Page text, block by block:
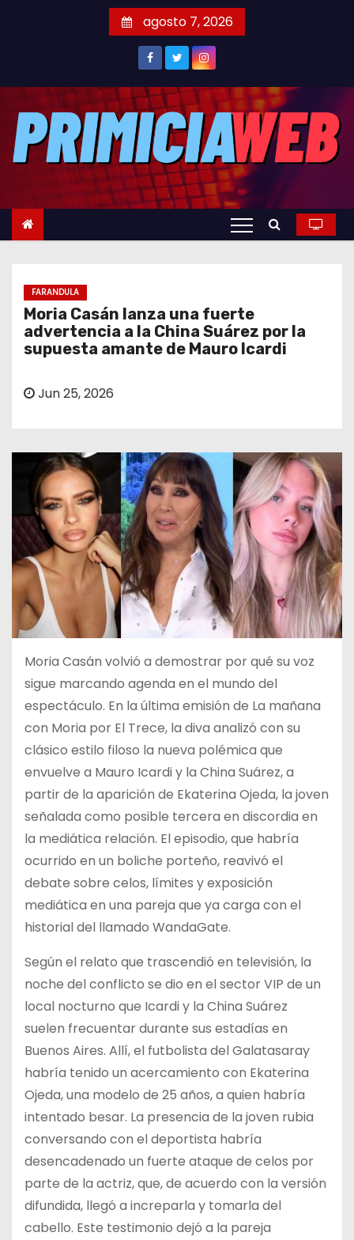
o
agosto 7, 2026
FARANDULA
Moria Casán lanza una fuerte
advertencia a la China Suárez por la
supuesta amante de Mauro Icardi
Jun 25, 2026
Moria Casán volvió a demostrar por qué su voz
sigue marcando agenda en el mundo del
espectáculo. En la última emisión de La mañana
con Moria por El Trece, la diva analizó con su
clásico estilo filoso la nueva polémica que
envuelve a Mauro Icardi y la China Suárez, a
partir de la aparición de Ekaterina Ojeda, la joven
señalada como posible tercera en discordia en
la mediática relación. El episodio, que habría
ocurrido en un boliche porteño, reavivó el
debate sobre celos, límites y exposición
mediática en una pareja que ya carga con el
historial del llamado WandaGate.
Según el relato que trascendió en televisión, la
noche del conflicto se dio en el sector VIP de un
local nocturno que Icardi y la China Suárez
suelen frecuentar durante sus estadías en
Buenos Aires. Allí, el futbolista del Galatasaray
habría tenido un acercamiento con Ekaterina
Ojeda, una modelo de 25 años, a quien habría
intentado besar. La presencia de la joven rubia
conversando con el deportista habría
desencadenado un fuerte ataque de celos por
parte de la actriz, que, de acuerdo con la versión
difundida, llegó a increparla y tomarla del
cabello. Este testimonio dejó a la pareja